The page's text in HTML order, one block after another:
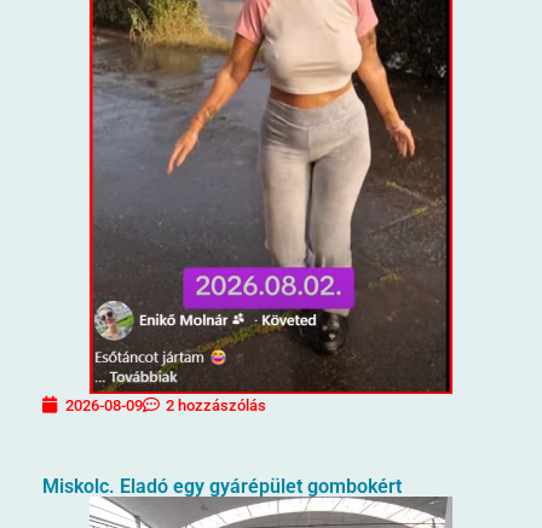
2026-08-09 2 hozzászólás
Miskolc. Eladó egy gyárépület gombokért